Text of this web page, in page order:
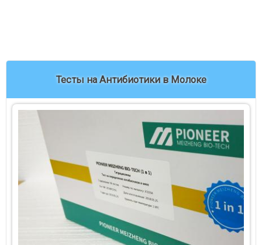
Тесты на Антибиотики в Молоке